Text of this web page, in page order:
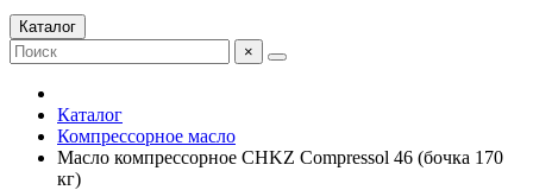
Каталог
×
Каталог
Компрессорное масло
Масло компрессорное CHKZ Compressol 46 (бочка 170
кг)